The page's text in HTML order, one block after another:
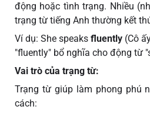
động hoặc tình trạng. Nhiều
trạng từ tiếng Anh thường kết
Ví dụ: She speaks fluently (Cô
"fluently" bổ nghĩa cho động từ
Vai trò của trạng từ:
Trạng từ giúp làm phong phú
cách: